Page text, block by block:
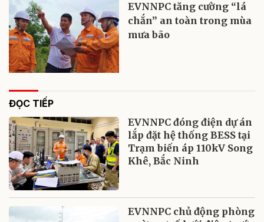
EVNNPC tăng cường “lá
chắn” an toàn trong mùa
mưa bão
ĐỌC TIẾP
EVNNPC đóng điện dự án
lắp đặt hệ thống BESS tại
Trạm biến áp 110kV Song
Khê, Bắc Ninh
EVNNPC chủ động phòng